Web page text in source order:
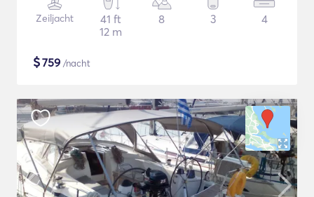
Zeiljacht
41 ft
12 m
8 3 4
$759 /nacht